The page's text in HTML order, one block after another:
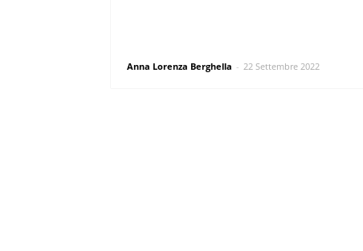
Anna Lorenza Berghella - 22 Settembre 2022